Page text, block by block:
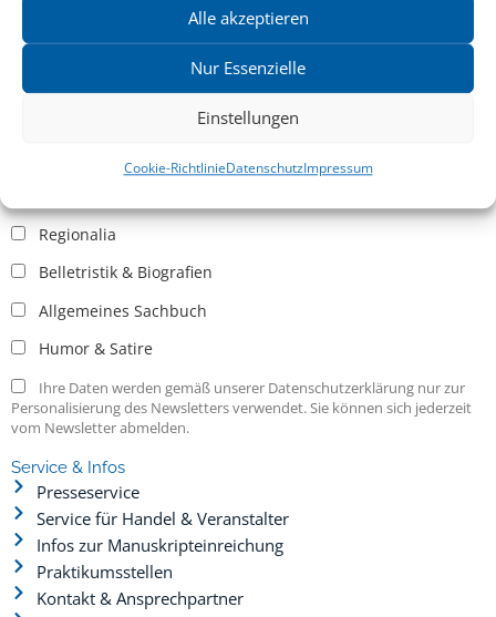
Alle akzeptieren
Nur Essenzielle
Einstellungen
Cookie-RichtlinieDatenschutzImpressum
Verlag – jederzeit wieder abbestellbar.
Kritische Theorie / Philosophie
Regionalia
Belletristik & Biografien
Allgemeines Sachbuch
Humor & Satire
Ihre Daten werden gemäß unserer Datenschutzerklärung nur zur
Personalisierung des Newsletters verwendet. Sie können sich jederzeit
vom Newsletter abmelden.
Service & Infos
Presseservice
Service für Handel & Veranstalter
Infos zur Manuskripteinreichung
Praktikumsstellen
Kontakt & Ansprechpartner